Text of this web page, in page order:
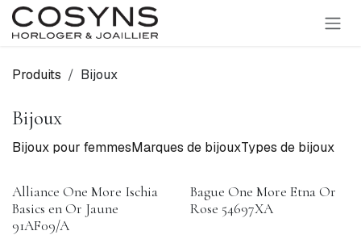
SE RENDRE AU CONTENU
Produits Bijoux
Bijoux
Bijoux pour femmesMarques de bijouxTypes de bijoux
Alliance One More Ischia
Basics en Or Jaune
91AF09/A
Bague One More Etna Or
Rose 54697XA